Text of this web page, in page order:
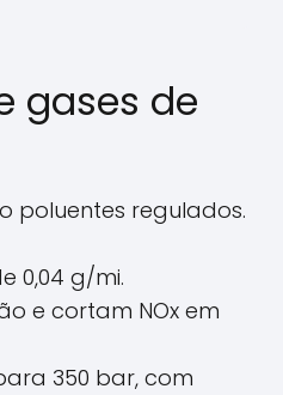
gases de
poluentes regulados.
0,04 g/mi.
e cortam NOx em
350 bar, com